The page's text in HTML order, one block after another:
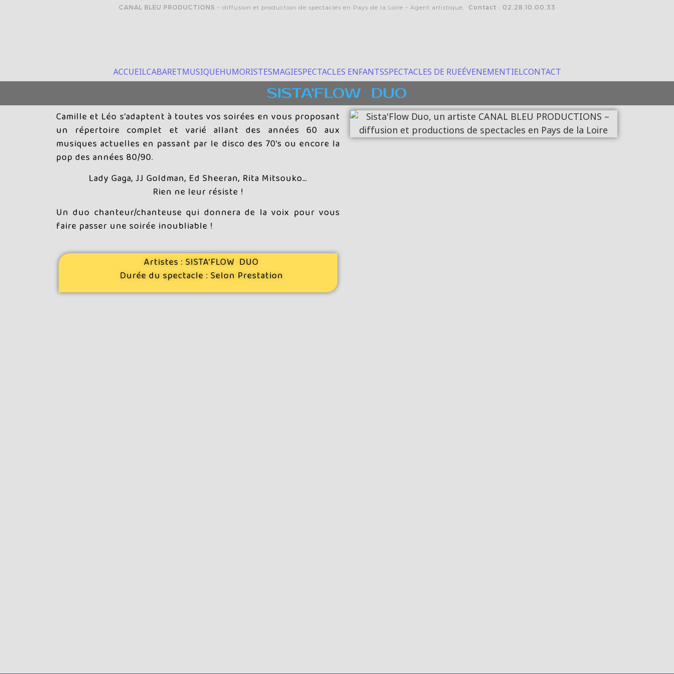
CANAL BLEU PRODUCTIONS – diffusion et production de spectacles en Pays de la Loire – Agent artistique. Contact : 02.28.10.00.33
ACCUEILCABARETMUSIQUEHUMORISTESMAGIESPECTACLES ENFANTSSPECTACLES DE RUEÉVENEMENTIELCONTACT
SISTA'FLOW DUO
Camille et Léo s’adaptent à toutes vos soirées en vous proposant
un répertoire complet et varié allant des années 60 aux
musiques actuelles en passant par le disco des 70’s ou encore la
pop des années 80/90.
Lady Gaga, JJ Goldman, Ed Sheeran, Rita Mitsouko…
Rien ne leur résiste !
Un duo chanteur/chanteuse qui donnera de la voix pour vous
faire passer une soirée inoubliable !
Artistes :SISTA’FLOW DUO
Durée du spectacle : Selon Prestation